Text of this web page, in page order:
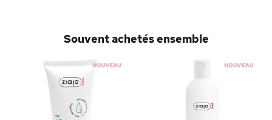
Souvent achetés ensemble